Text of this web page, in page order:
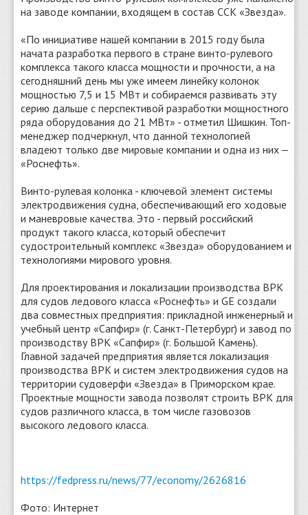
на заводе компании, входящем в состав ССК «Звезда».
«По инициативе нашей компании в 2015 году была
начата разработка первого в стране винто-рулевого
комплекса такого класса мощности и прочности, а на
сегодняшний день мы уже имеем линейку колонок
мощностью 7,5 и 15 МВт и собираемся развивать эту
серию дальше с перспективой разработки мощностного
ряда оборудования до 21 МВт» - отметил Шишкин. Топ-
менеджер подчеркнул, что данной технологией
владеют только две мировые компании и одна из них ‒
«Роснефть».
Винто-рулевая колонка - ключевой элемент системы
электродвижения судна, обеспечивающий его ходовые
и маневровые качества. Это - первый российский
продукт такого класса, который обеспечит
судостроительный комплекс «Звезда» оборудованием и
технологиями мирового уровня.
Для проектирования и локализации производства ВРК
для судов ледового класса «Роснефть» и GE создали
два совместных предприятия: прикладной инженерный и
учебный центр «Сапфир» (г. Санкт-Петербург) и завод по
производству ВРК «Сапфир» (г. Большой Камень).
Главной задачей предприятия является локализация
производства ВРК и систем электродвижения судов на
территории судоверфи «Звезда» в Приморском крае.
Проектные мощности завода позволят строить ВРК для
судов различного класса, в том числе газовозов
высокого ледового класса.
https://fedpress.ru/news/77/economy/2626816
Фото: Интернет